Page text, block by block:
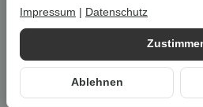
Benachrichtigen
Artikelnummer: 4052916554319Z1
100393345
Kategorie:
Wellness & Massage
Ablehnen
Impressum Datenschutz